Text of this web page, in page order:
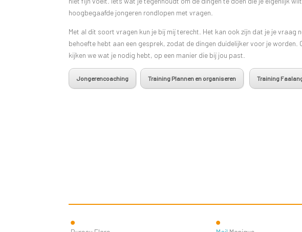
hoogbegaafde jongeren rondlopen met vragen.
Met al dit soort vragen kun je bij mij terecht. Het kan ook zijn dat je je vraag
behoefte hebt aan een gesprek, zodat de dingen duidelijker voor je worden.
kijken we wat je nodig hebt, op een manier die bij jou past.
Jongerencoaching Training Plannen en organiseren Training